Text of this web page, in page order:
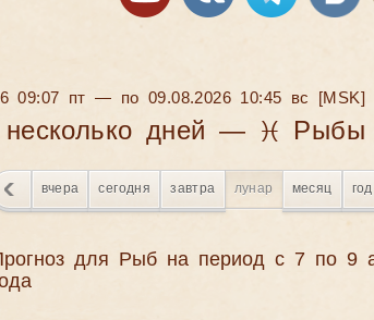
09:07 пт — по 09.08.2026 10:45 вс [MSK]
несколько дней — ♓ Рыбы
вчера сегодня завтра лунар месяц год
для Рыб на период с 7 по 9